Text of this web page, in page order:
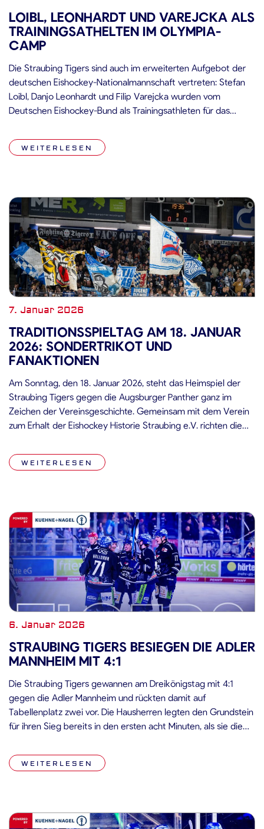
LOIBL, LEONHARDT UND VAREJCKA ALS
TRAININGSATHELTEN IM OLYMPIA-
CAMP
Die Straubing Tigers sind auch im erweiterten Aufgebot der
deutschen Eishockey-Nationalmannschaft vertreten: Stefan
Loibl, Danjo Leonhardt und Filip Varejcka wurden vom
Deutschen Eishockey-Bund als Trainingsathleten für das
späteren Anreise der NHL-Spieler ergänzen die drei Tigers ab
Samstag, den 31. Januar 2026, das Aufgebot der
WEITERLESEN
7. Januar 2026
TRADITIONSSPIELTAG AM 18. JANUAR
2026: SONDERTRIKOT UND
FANAKTIONEN
Am Sonntag, den 18. Januar 2026, steht das Heimspiel der
Straubing Tigers gegen die Augsburger Panther ganz im
Zeichen der Vereinsgeschichte. Gemeinsam mit dem Verein
zum Erhalt der Eishockey Historie Straubing e.V. richten die
der zahlreiche Programmpunkte für Fans und Wegbegleiter
des Straubinger Eishockeys bereithält. Sondertrikot in
WEITERLESEN
6. Januar 2026
STRAUBING TIGERS BESIEGEN DIE ADLER
MANNHEIM MIT 4:1
Die Straubing Tigers gewannen am Dreikönigstag mit 4:1
gegen die Adler Mannheim und rückten damit auf
Tabellenplatz zwei vor. Die Hausherren legten den Grundstein
für ihren Sieg bereits in den ersten acht Minuten, als sie die
Gegentor von Gilmour keimte bei den Adlern nochmals
Hoffnung auf, doch Madden […]
WEITERLESEN